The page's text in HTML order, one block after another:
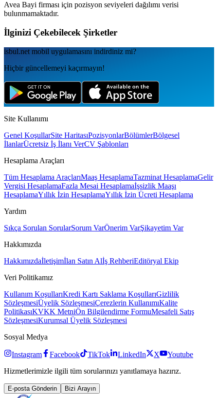
Avea Bayi firması için pozisyon seviyeleri dağılımı verisi
bulunmamaktadır.
İlginizi Çekebilecek Şirketler
isbul.net mobil uygulamаsını indirdiniz mi?
Hiçbir güncellemeyi kaçırmayın!
Site Kullanımı
Genel KoşullarSite HaritasıPozisyonlarBölümlerBölgesel
İlanlarÜcretsiz İş İlanı VerCV Şablonları
Hesaplama Araçları
Tüm Hesaplama AraçlarıMaaş HesaplamaTazminat HesaplamaGelir
Vergisi HesaplamaFazla Mesai Hesaplamaİşsizlik Maaşı
HesaplamaYıllık İzin HesaplamaYıllık İzin Ücreti Hesaplama
Yardım
Sıkça Sorulan SorularSorum VarÖnerim VarŞikayetim Var
Hakkımızda
Hakkımızdaİletişimİlan Satın Alİş RehberiEditöryal Ekip
Veri Politikamız
Kullanım KoşullarıKredi Kartı Saklama KoşullarıGizlilik
SözleşmesiÜyelik SözleşmesiÇerezlerin KullanımıKalite
PolitikasıKVKK MetniÖn Bilgilendirme FormuMesafeli Satış
SözleşmesiKurumsal Üyelik Sözleşmesi
Sosyal Medya
Instagram Facebook TikTok LinkedIn X
Youtube
Hizmetlerimizle ilgili tüm sorularınızı yanıtlamaya hazırız.
E-posta Gönderin Bizi Arayın